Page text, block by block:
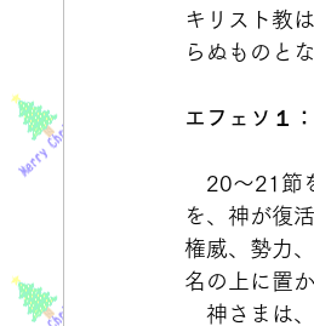
キリスト教
らぬものと
エフェソ１
20～21節
を、神が復
権威、勢力
名の上に置
神さまは、